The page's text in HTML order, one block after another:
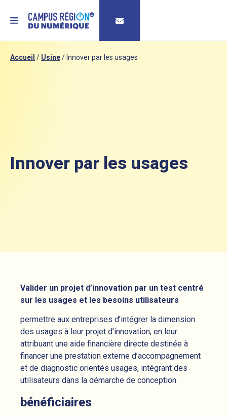
MENU
Accueil / Usine/ Innover par les usages
Innover par les usages
Valider un projet d’innovation par un test centré
sur les usages et les besoins utilisateurs
permettre aux entreprises d’intégrer la dimension
des usages à leur projet d’innovation, en leur
attribuant une aide financière directe destinée à
financer une prestation externe d’accompagnement
et de diagnostic orientés usages, intégrant des
utilisateurs dans la démarche de conception
bénéficiaires